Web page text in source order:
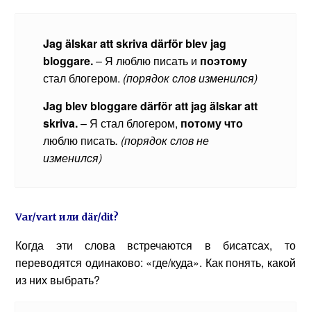
Jag älskar att skriva därför blev jag
bloggare.– Я люблю писать и поэтому
стал блогером. (порядок слов изменился)
Jag blev bloggaredärföratt jag älskaratt
skriva.– Я стал блогером, потому что
люблю писать. (порядок слов не
изменился)
Var/vartили där/dit?
Когда эти слова встречаются в бисатсах, то
переводятся одинаково: «где/куда». Как понять, какой
из них выбрать?